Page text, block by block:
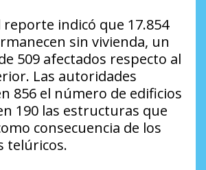
indicó que 17.854
sin vivienda, un
509 afectados respecto al
Las autoridades
856 el número de edificios
190 las estructuras que
consecuencia de los
telúricos.